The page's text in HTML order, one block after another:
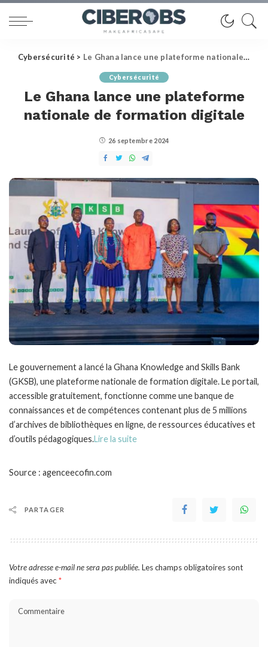
Cybersécurité > Le Ghana lance une plateforme nationale de formation digitale
Cybersécurité
Le Ghana lance une plateforme
nationale de formation digitale
26 septembre 2024
Le gouvernement a lancé la Ghana Knowledge and Skills Bank
(GKSB), une plateforme nationale de formation digitale. Le portail,
accessible gratuitement, fonctionne comme une banque de
connaissances et de compétences contenant plus de 5 millions
d’archives de bibliothèques en ligne, de ressources éducatives et
d’outils pédagogiques.Lire la suite
Source : agenceecofin.com
PARTAGER
Votre adresse e-mail ne sera pas publiée. Les champs obligatoires sont
indiqués avec *